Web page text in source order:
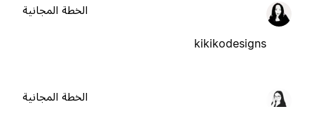
kikikodesigns
الخطة المجانية
الخطة المجانية